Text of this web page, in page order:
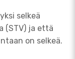
selkeä
(STV) ja että
on selkeä.